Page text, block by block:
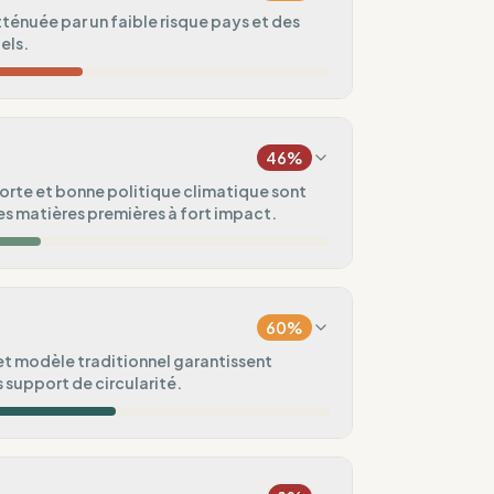
par un faible risque pays et des
Amérique)
75
46%
et bonne politique climatique sont
matières premières à fort impact.
60%
modèle traditionnel garantissent
support de circularité.